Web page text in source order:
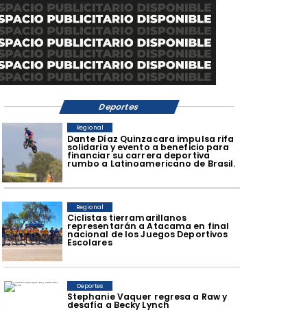
Dante Díaz Quinzacara impulsa rifa
solidaria y evento a beneficio para
financiar su carrera deportiva
rumbo a Latinoamericano de Brasil.
Regional
​Ciclistas tierramarillanos
representarán a Atacama en final
nacional de los Juegos Deportivos
Escolares
Regional
Stephanie Vaquer regresa a Raw y
desafía a Becky Lynch
Deportes
Deportes